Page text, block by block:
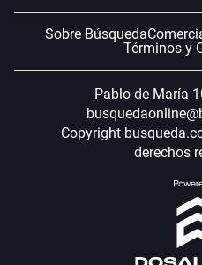
Sobre Búsqueda
Términos y
Pablo de María
Copyright
derechos